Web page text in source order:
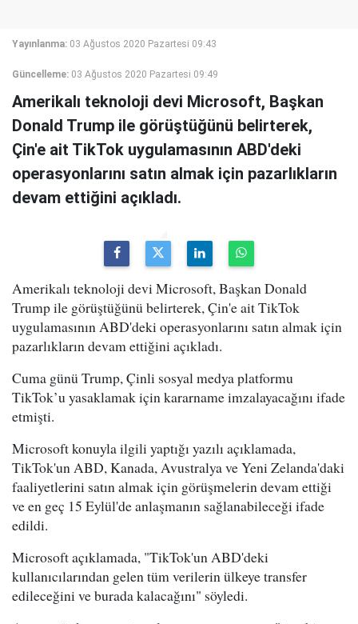
Yayınlanma: 03 Ağustos 2020 Pazartesi 09:43
Güncelleme: 03 Ağustos 2020 Pazartesi 09:49
Amerikalı teknoloji devi Microsoft, Başkan
Donald Trump ile görüştüğünü belirterek,
Çin'e ait TikTok uygulamasının ABD'deki
operasyonlarını satın almak için pazarlıkların
devam ettiğini açıkladı.
Amerikalı teknoloji devi Microsoft, Başkan Donald
Trump ile görüştüğünü belirterek, Çin'e ait TikTok
uygulamasının ABD'deki operasyonlarını satın almak için
pazarlıkların devam ettiğini açıkladı.
Cuma günü Trump, Çinli sosyal medya platformu
TikTok’u yasaklamak için kararname imzalayacağını ifade
etmişti.
Microsoft konuyla ilgili yaptığı yazılı açıklamada,
TikTok'un ABD, Kanada, Avustralya ve Yeni Zelanda'daki
faaliyetlerini satın almak için görüşmelerin devam ettiği
ve en geç 15 Eylül'de anlaşmanın sağlanabileceği ifade
edildi.
Microsoft açıklamada, "TikTok'un ABD'deki
kullanıcılarından gelen tüm verilerin ülkeye transfer
edileceğini ve burada kalacağını" söyledi.